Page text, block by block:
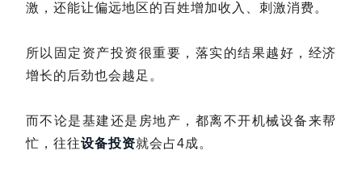
激，还能让偏远地区的百姓增加收入、刺激消费。
所以固定资产投资很重要，落实的结果越好，经济
增长的后劲也会越足。
而不论是基建还是房地产，都离不开机械设备来帮
忙，往往设备投资就会占4成。